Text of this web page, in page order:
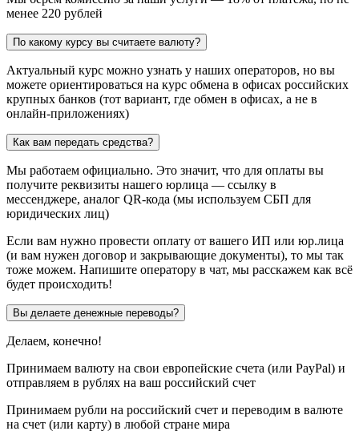
менее 220 рублей
По какому курсу вы считаете валюту?
Актуальный курс можно узнать у наших операторов, но вы
можете ориентироваться на курс обмена в офисах российских
крупных банков (тот вариант, где обмен в офисах, а не в
онлайн-приложениях)
Как вам передать средства?
Мы работаем официально. Это значит, что для оплаты вы
получите реквизиты нашего юрлица — ссылку в
мессенджере, аналог QR-кода (мы используем СБП для
юридических лиц)
Если вам нужно провести оплату от вашего ИП или юр.лица
(и вам нужен договор и закрывающие документы), то мы так
тоже можем. Напишите оператору в чат, мы расскажем как всё
будет происходить!
Вы делаете денежные переводы?
Делаем, конечно!
Принимаем валюту на свои европейские счета (или PayPal) и
отправляем в рублях на ваш российский счет
Принимаем рубли на российский счет и переводим в валюте
на счет (или карту) в любой стране мира